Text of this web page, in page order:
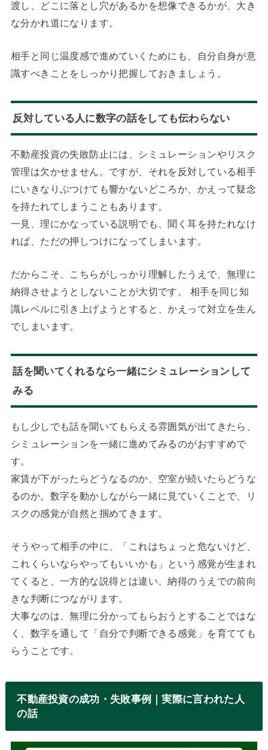
渡し、どこに落とし穴があるかを想像できるかが、大き
な分かれ道になります。
相手と同じ温度感で進めていくためにも、自分自身が意
識すべきことをしっかり把握しておきましょう。
反対している人に数字の話をしても伝わらない
不動産投資の失敗防止には、シミュレーションやリスク
管理は欠かせません。ですが、それを反対している相手
にいきなりぶつけても響かないどころか、かえって疑念
を持たれてしまうこともあります。
一見、理にかなっている説明でも、聞く耳を持たれなけ
れば、ただの押しつけになってしまいます。
だからこそ、こちらがしっかり理解したうえで、無理に
納得させようとしないことが大切です。 相手を同じ知
識レベルに引き上げようとすると、かえって対立を生ん
でしまいます。
話を聞いてくれるなら一緒にシミュレーションして
みる
もし少しでも話を聞いてもらえる雰囲気が出てきたら、
シミュレーションを一緒に進めてみるのがおすすめで
す。
家賃が下がったらどうなるのか、空室が続いたらどうな
るのか。数字を動かしながら一緒に見ていくことで、リ
スクの感覚が自然と掴めてきます。
そうやって相手の中に、「これはちょっと危ないけど、
これくらいならやってもいいかも」という感覚が生まれ
てくると、一方的な説得とは違い、納得のうえでの前向
きな判断につながります。
大事なのは、無理に分かってもらおうとすることではな
く、数字を通して「自分で判断できる感覚」を育てても
らうことです。
不動産投資の成功・失敗事例｜実際に言われた人
の話